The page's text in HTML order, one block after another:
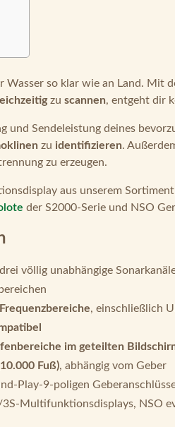
so klar wie an Land. Mit
zu scannen, entgeht dir
und Sendeleistung deines
zu identifizieren.
zu erzeugen.
aus unserem
der S2000-Serie und NSO
völlig unabhängige
, einschließlich
im geteilten
Fuß), abhängig vom Geber
Play-9-poligen
Multifunktionsdisplays, NSO